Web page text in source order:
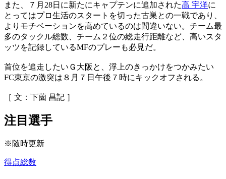
また、７月28日に新たにキャプテンに追加された高 宇洋に
とってはプロ生活のスタートを切った古巣との一戦であり、
よりモチベーションを高めているのは間違いない。チーム最
多のタックル総数、チーム２位の総走行距離など、高いスタ
ッツを記録しているMFのプレーも必見だ。
首位を追走したいＧ大阪と、浮上のきっかけをつかみたい
FC東京の激突は８月７日午後７時にキックオフされる。
［ 文：下薗 昌記 ］
注目選手
※随時更新
得点総数